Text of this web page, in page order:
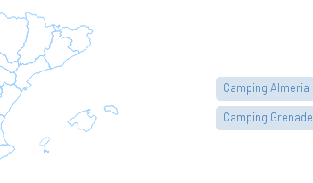
Camping Almeria
Camping Grenade